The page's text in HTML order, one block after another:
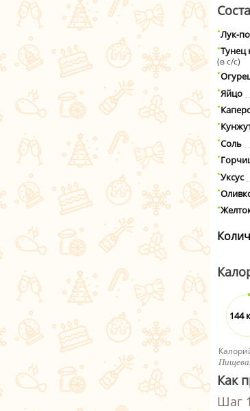
Лук-
Тунец
(в с/с)
Яйцо
Соль
Уксус
144
Как